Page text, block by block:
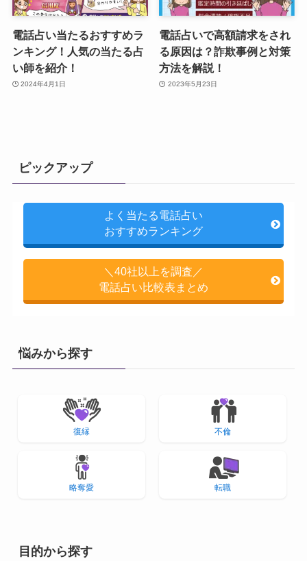
電話占い当たるおすすめラ
ンキング！人気の当たる占
い師を紹介！
2024年4月1日
電話占いで高額請求をされ
る原因は？詐欺事例と対策
方法を解説！
2023年5月23日
ピックアップ
よく当たる電話占い
おすすめランキング
＼40社以上を調査／
電話占い比較表まとめ
悩みから探す
復縁 不倫
略奪愛 転職
目的から探す